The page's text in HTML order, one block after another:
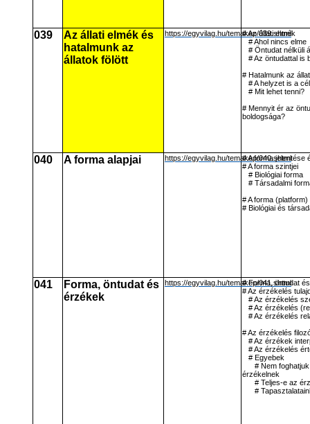
039
Az állati elmék és
hatalmunk az
állatok fölött
https://egyvilag.hu/temakep/039.shtml
# Az állati elmék
# Ahol nincs elme
# Öntudat nélküli
# Az öntudattal is
# Hatalmunk az
# A helyzet is a cél
# Mit lehet tenni?
# Mennyit ér az
boldogsága?
040 A forma alapjai https://egyvilag.hu/temakep/040.shtml
# A forma jelentése
# A forma szintjei
# Biológiai forma
# Társadalmi
# A forma
# Biológiai és
041
Forma, öntudat és
érzékek
https://egyvilag.hu/temakep/041.shtml
# Forma, öntudat
# Az érzékelés
# Az érzékelés
# Az érzékelés
# Az érzékelés
# Az érzékelés
# Az érzékek
# Az érzékelés
# Egyebek
# Nem
érzékelnek
# Teljes-e az
#